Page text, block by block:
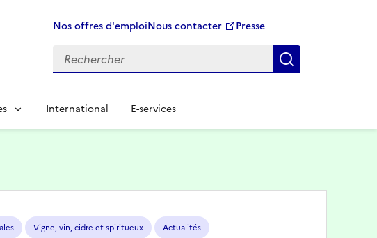
Nos offres d'emploiNous contacter Presse
International E-services
Vigne, vin, cidre et spiritueux Actualités